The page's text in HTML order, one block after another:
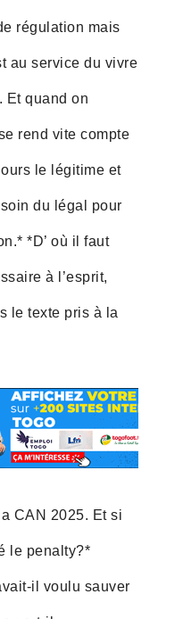
régulation mais
au service du vivre
Et quand on
rend vite compte
le légitime et
du légal pour
*D’ où il faut
à l’esprit,
le texte pris à la
CAN 2025. Et si
le penalty?*
il voulu sauver